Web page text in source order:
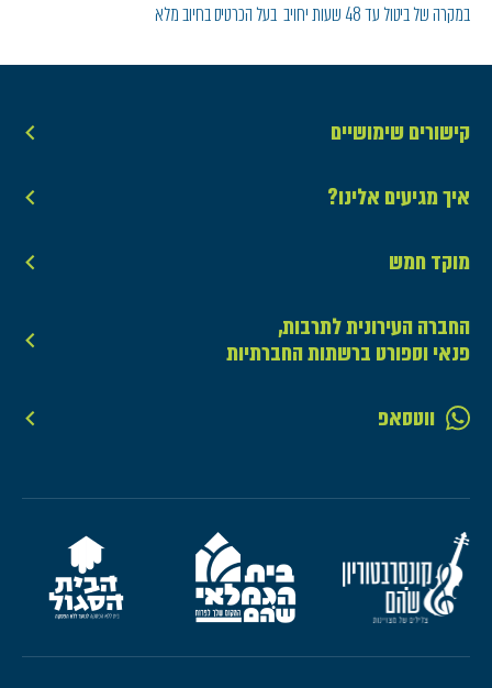
במקרה של ביטול עד 48 שעות יחויב בעל הכרטיס בחיוב מלא
קישורים שימושיים
איך מגיעים אלינו?
מוקד חמש
החברה העירונית לתרבות,
פנאי וספורט ברשתות החברתיות
ווטסאפ